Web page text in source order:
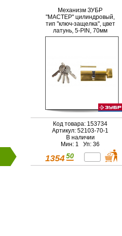
Механизм ЗУБР
"МАСТЕР" цилиндровый,
тип "ключ-защелка", цвет
латунь, 5-PIN, 70мм
Код товара: 153734
Артикул: 52103-70-1
В наличии
Мин: 1 Уп: 36
1354 50